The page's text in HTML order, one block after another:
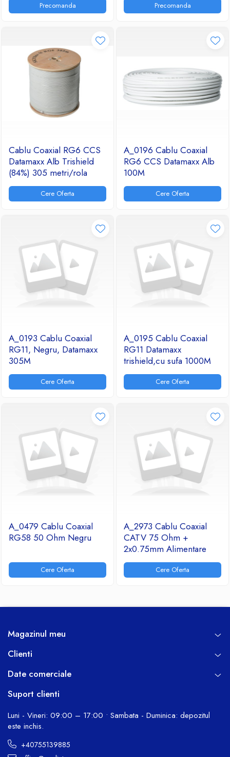
Precomanda Precomanda
Cablu Coaxial RG6 CCS
Datamaxx Alb Trishield
(84%) 305 metri/rola
Cere Oferta
A_0196 Cablu Coaxial
RG6 CCS Datamaxx Alb
100M
Cere Oferta
A_0193 Cablu Coaxial
RG11, Negru, Datamaxx
305M
Cere Oferta
A_0195 Cablu Coaxial
RG11 Datamaxx
trishield,cu sufa 1000M
Cere Oferta
A_0479 Cablu Coaxial
RG58 50 Ohm Negru
Cere Oferta
A_2973 Cablu Coaxial
CATV 75 Ohm +
2x0.75mm Alimentare
Cere Oferta
Magazinul meu
Clienti
Date comerciale
Suport clienti
Luni - Vineri: 09:00 – 17:00 • Sambata - Duminica: depozitul
este inchis.
+40755139885